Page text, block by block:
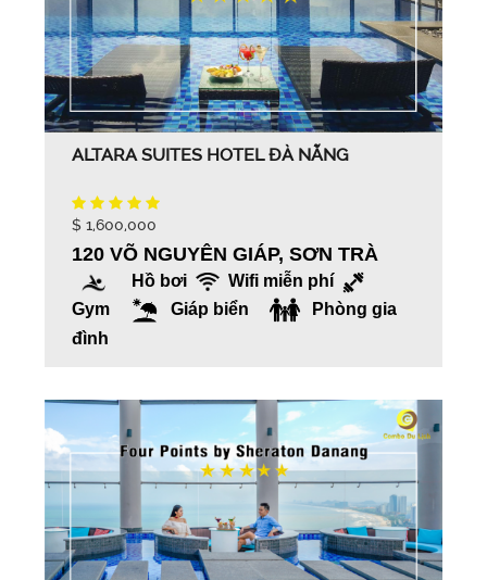
ALTARA SUITES HOTEL ĐÀ NẴNG
$ 1,600,000
120 VÕ NGUYÊN GIÁP, SƠN TRÀ
Hồ bơi
Wifi miễn phí
Gym
Giáp biển
Phòng gia
đình